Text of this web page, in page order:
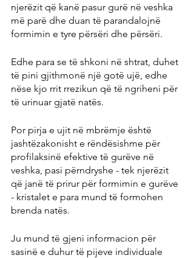
njerëzit që kanë pasur gurë në veshka
më parë dhe duan të parandalojnë
formimin e tyre përsëri dhe përsëri.
Edhe para se të shkoni në shtrat, duhet
të pini gjithmonë një gotë ujë, edhe
nëse kjo rrit rrezikun që të ngriheni për
të urinuar gjatë natës.
Por pirja e ujit në mbrëmje është
jashtëzakonisht e rëndësishme për
profilaksinë efektive të gurëve në
veshka, pasi përndryshe - tek njerëzit
që janë të prirur për formimin e gurëve
- kristalet e para mund të formohen
brenda natës.
Ju mund të gjeni informacion për
sasinë e duhur të pijeve individuale